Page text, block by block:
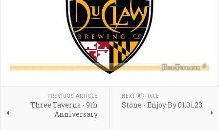
PREVIOUS ARTICLE
Three Taverns - 9th
Anniversary
NEXT ARTICLE
Stone - Enjoy By 01.01.23